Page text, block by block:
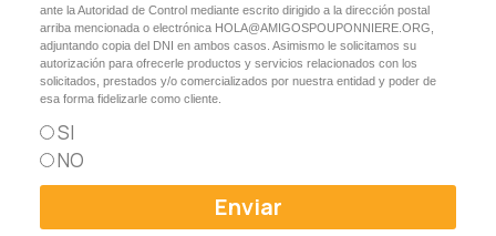
ante la Autoridad de Control mediante escrito dirigido a la dirección postal
arriba mencionada o electrónica HOLA@AMIGOSPOUPONNIERE.ORG,
adjuntando copia del DNI en ambos casos. Asimismo le solicitamos su
autorización para ofrecerle productos y servicios relacionados con los
solicitados, prestados y/o comercializados por nuestra entidad y poder de
esa forma fidelizarle como cliente.
SI
NO
Enviar